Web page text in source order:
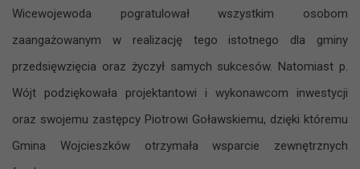
Wicewojewoda pogratulował wszystkim osobom
zaangażowanym w realizację tego istotnego dla gminy
przedsięwzięcia oraz życzył samych sukcesów. Natomiast p.
Wójt podziękowała projektantowi i wykonawcom inwestycji
oraz swojemu zastępcy Piotrowi Goławskiemu, dzięki któremu
Gmina Wojcieszków otrzymała wsparcie zewnętrznych